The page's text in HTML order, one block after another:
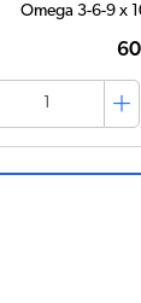
Omega 3-6-9 x